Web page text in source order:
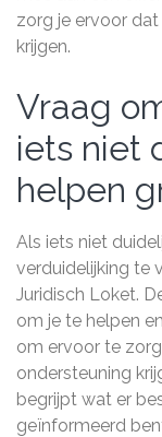
zorg je ervoor
krijgen.
Vraag
iets niet
helpen
Als iets niet
verduidelijking te
Juridisch Loket.
om je te helpen
om ervoor te
ondersteuning
begrijpt wat er
geïnformeerd